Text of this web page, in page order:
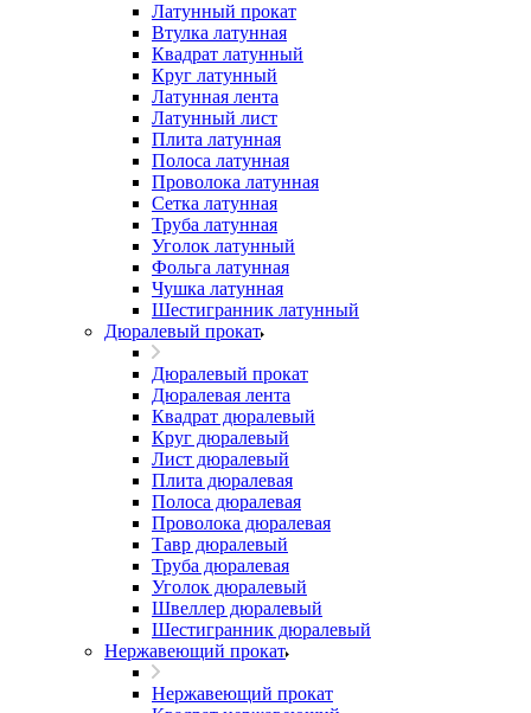
Латунный прокат
Втулка латунная
Квадрат латунный
Круг латунный
Латунная лента
Латунный лист
Плита латунная
Полоса латунная
Проволока латунная
Сетка латунная
Труба латунная
Уголок латунный
Фольга латунная
Чушка латунная
Шестигранник латунный
Дюралевый прокат
Дюралевый прокат
Дюралевая лента
Квадрат дюралевый
Круг дюралевый
Лист дюралевый
Плита дюралевая
Полоса дюралевая
Проволока дюралевая
Тавр дюралевый
Труба дюралевая
Уголок дюралевый
Швеллер дюралевый
Шестигранник дюралевый
Нержавеющий прокат
Нержавеющий прокат